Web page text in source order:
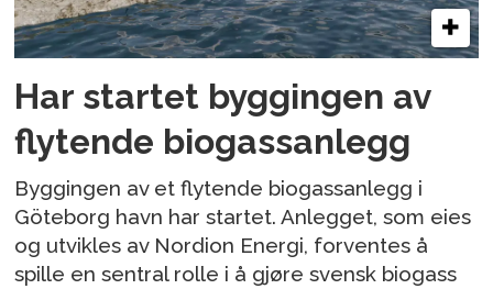
Har startet byggingen av
flytende biogassanlegg
Byggingen av et flytende biogassanlegg i
Göteborg havn har startet. Anlegget, som eies
og utvikles av Nordion Energi, forventes å
spille en sentral rolle i å gjøre svensk biogass